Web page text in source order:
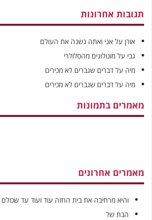
מאמרים אחרונים
והיא מרחיבה את בית החזה עוד ועוד עד
הבת של
תגובות אחרונות
אורן על אני ואתה נשנה את העולם
גבי על מונולוגים מהסלולרי
מיה על דברים שגברים לא מכירים
מיה על דברים שגברים לא מכירים
מאמרים בתמונות